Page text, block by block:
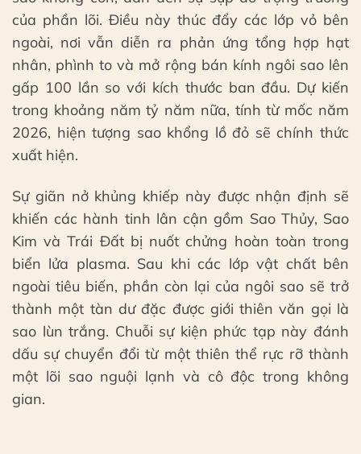
của phần lõi. Điều này thúc đẩy các lớp vỏ bên
ngoài, nơi vẫn diễn ra phản ứng tổng hợp hạt
nhân, phình to và mở rộng bán kính ngôi sao lên
gấp 100 lần so với kích thước ban đầu. Dự kiến
trong khoảng năm tỷ năm nữa, tính từ mốc năm
2026, hiện tượng sao khổng lồ đỏ sẽ chính thức
xuất hiện.
Sự giãn nở khủng khiếp này được nhận định sẽ
khiến các hành tinh lân cận gồm Sao Thủy, Sao
Kim và Trái Đất bị nuốt chửng hoàn toàn trong
biển lửa plasma. Sau khi các lớp vật chất bên
ngoài tiêu biến, phần còn lại của ngôi sao sẽ trở
thành một tàn dư đặc được giới thiên văn gọi là
sao lùn trắng. Chuỗi sự kiện phức tạp này đánh
dấu sự chuyển đổi từ một thiên thể rực rỡ thành
một lõi sao nguội lạnh và cô độc trong không
gian.